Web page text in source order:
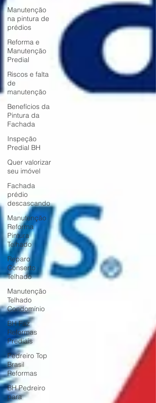
Manutenção
na pintura de
prédios
Reforma e
Manutenção
Predial
Riscos e falta
de
manutenção
Benefícios da
Pintura da
Fachada
Inspeção
Predial BH
Quer valorizar
seu imóvel
Fachada
prédio
descascando
Manutenção
Reforma
Pintura
Telhado
Reparo
Conserto
Telhado
Manutenção
Telhado
Condomínio
BH Faz
Reformas
Prediais
Pedreiro Top
Brasil
Reformas
BH Pedreiro
para